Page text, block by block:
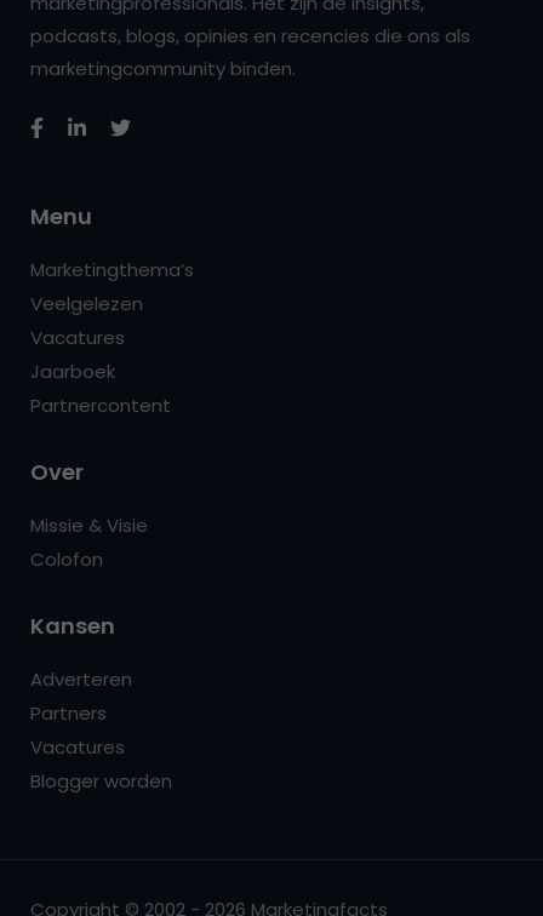
podcasts, blogs, opinies en recencies die ons als
marketingcommunity binden.
Menu
Marketingthema’s
Veelgelezen
Vacatures
Jaarboek
Partnercontent
Over
Missie & Visie
Colofon
Kansen
Adverteren
Partners
Vacatures
Blogger worden
Copyright © 2002 - 2026 Marketingfacts